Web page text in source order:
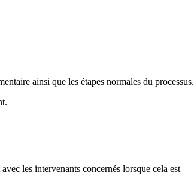
ainsi que les étapes normales du processus.
les intervenants concernés lorsque cela est